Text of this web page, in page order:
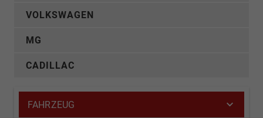
VOLKSWAGEN
MG
CADILLAC
FAHRZEUG